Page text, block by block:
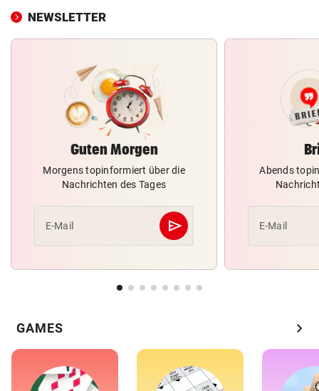
NEWSLETTER
Guten Morgen
Morgens topinformiert über die
Nachrichten des Tages
E-Mail send
Abschicken
Abends
E-Mail
GAMES chevron_right